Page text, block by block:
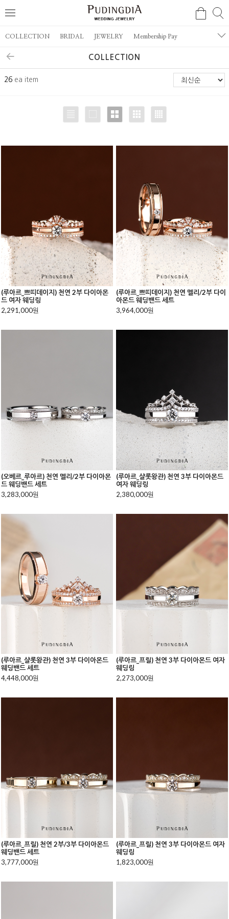
COLLECTION BRIDAL JEWELRY Membership Pay
COLLECTION
26 ea item
(루아르_쁘띠데이지) 천연 2부 다이아몬
드 여자 웨딩링
2,291,000원
(루아르_쁘띠데이지) 천연 멜리/2부 다이
아몬드 웨딩밴드 세트
3,964,000원
(오베르_루아르) 천연 멜리/2부 다이아몬
드 웨딩밴드 세트
3,283,000원
(루아르_샬롯왕관) 천연 3부 다이아몬드
여자 웨딩링
2,380,000원
(루아르_샬롯왕관) 천연 3부 다이아몬드
웨딩밴드 세트
4,448,000원
(루아르_프릴) 천연 3부 다이아몬드 여자
웨딩링
2,273,000원
(루아르_프릴) 천연 2부/3부 다이아몬드
웨딩밴드 세트
3,777,000원
(루아르_프릴) 천연 3부 다이아몬드 여자
웨딩링
1,823,000원